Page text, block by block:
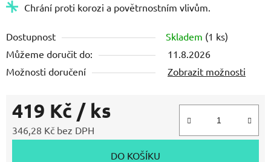
Chrání proti korozi a povětrnostním vlivům.
Dostupnost Skladem (1 ks)
Můžeme doručit do:
11.8.2026
Možnosti doručení
Zobrazit možnosti
419 Kč / ks
346,28 Kč bez DPH
DO KOŠÍKU